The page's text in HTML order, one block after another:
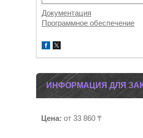
Документация
Программное обеспечение
ИНФОРМАЦИЯ ДЛЯ
Цена: от 33 860 ₸